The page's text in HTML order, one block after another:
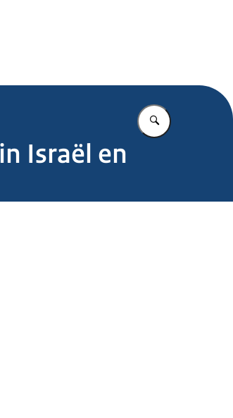
Vul in wat u
Israël en